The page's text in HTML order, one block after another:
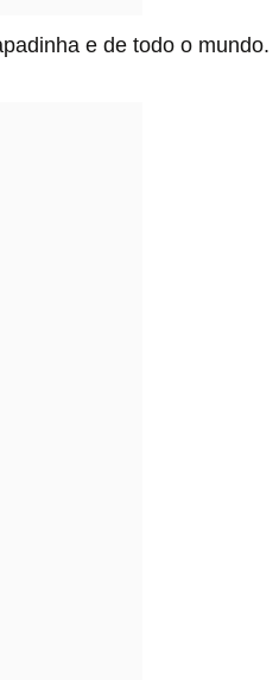
e de todo o mundo.